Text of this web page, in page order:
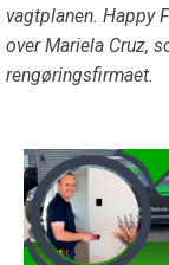
vagtplanen. Happy
over Mariela Cruz,
rengøringsfirmaet.